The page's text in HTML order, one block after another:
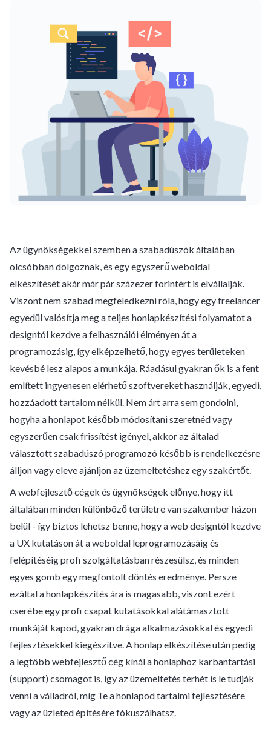
Az ügynökségekkel szemben a szabadúszók általában
olcsóbban dolgoznak, és egy egyszerű weboldal
elkészítését akár már pár százezer forintért is elvállalják.
Viszont nem szabad megfeledkezni róla, hogy egy freelancer
egyedül valósítja meg a teljes honlapkészítési folyamatot a
designtól kezdve a felhasználói élményen át a
programozásig, így elképzelhető, hogy egyes területeken
kevésbé lesz alapos a munkája. Ráadásul gyakran ők is a fent
említett ingyenesen elérhető szoftvereket használják, egyedi,
hozzáadott tartalom nélkül. Nem árt arra sem gondolni,
hogyha a honlapot később módosítani szeretnéd vagy
egyszerűen csak frissítést igényel, akkor az általad
választott szabadúszó programozó később is rendelkezésre
álljon vagy eleve ajánljon az üzemeltetéshez egy szakértőt.
A webfejlesztő cégek és ügynökségek előnye, hogy itt
általában minden különböző területre van szakember házon
belül - így biztos lehetsz benne, hogy a web designtól kezdve
a UX kutatáson át a weboldal leprogramozásáig és
felépítéséig profi szolgáltatásban részesülsz, és minden
egyes gomb egy megfontolt döntés eredménye. Persze
ezáltal a honlapkészítés ára is magasabb, viszont ezért
cserébe egy profi csapat kutatásokkal alátámasztott
munkáját kapod, gyakran drága alkalmazásokkal és egyedi
fejlesztésekkel kiegészítve. A honlap elkészítése után pedig
a legtöbb webfejlesztő cég kínál a honlaphoz karbantartási
(support) csomagot is, így az üzemeltetés terhét is le tudják
venni a válladról, míg Te a honlapod tartalmi fejlesztésére
vagy az üzleted építésére fókuszálhatsz.